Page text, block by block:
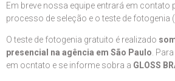
Em breve nossa equipe entrará em contato
processo de seleção e o teste de fotogenia
O teste de fotogenia gratuito é realizado
presencial na agência em São Paulo .
em ocntato e se informe sobra a GLOSS